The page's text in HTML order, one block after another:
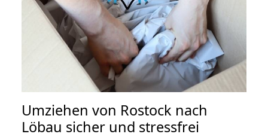
Umziehen von Rostock nach
Löbau sicher und stressfrei